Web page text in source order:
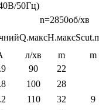
50Гц)
n=2850об/хв
Q.максH.макс
л/хв m
m
90 22
9
100
28
110
32